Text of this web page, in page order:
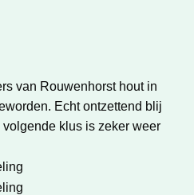
van Rouwenhorst hout in
Echt ontzettend blij
klus is zeker weer